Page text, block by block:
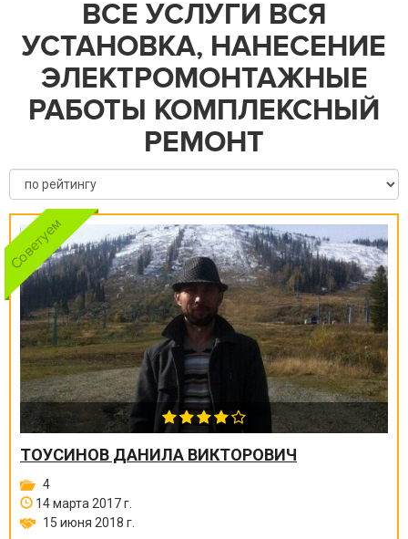
ВСЕ УСЛУГИ ВСЯ
УСТАНОВКА, НАНЕСЕНИЕ
ЭЛЕКТРОМОНТАЖНЫЕ
РАБОТЫ КОМПЛЕКСНЫЙ
РЕМОНТ
ТОУСИНОВ ДАНИЛА ВИКТОРОВИЧ
4
14 марта 2017 г.
15 июня 2018 г.